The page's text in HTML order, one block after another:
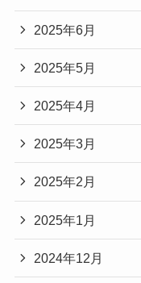
2025年6月
2025年5月
2025年4月
2025年3月
2025年2月
2025年1月
2024年12月